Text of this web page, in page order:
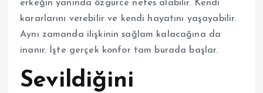
erkeğin yanında özgürce nefes alabilir. Kendi
kararlarını verebilir ve kendi hayatını yaşayabilir.
Aynı zamanda ilişkinin sağlam kalacağına da
inanır. İşte gerçek konfor tam burada başlar.
Sevildiğini